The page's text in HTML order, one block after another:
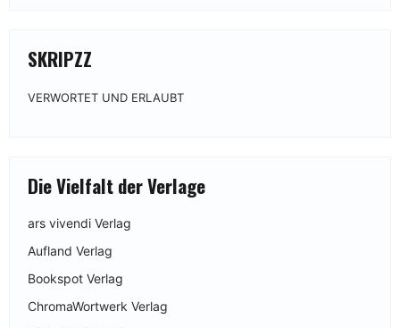
SKRIPZZ
VERWORTET UND ERLAUBT
Die Vielfalt der Verlage
ars vivendi Verlag
Aufland Verlag
Bookspot Verlag
ChromaWortwerk Verlag